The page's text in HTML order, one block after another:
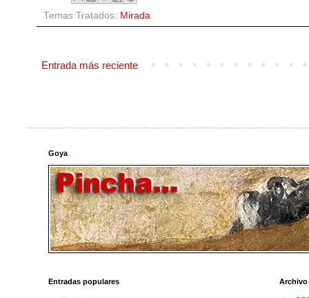
Temas Tratados: Mirada
Entrada más reciente
Goya
Entradas populares